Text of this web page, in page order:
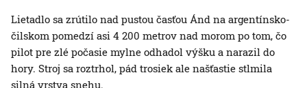
Lietadlo sa zrútilo nad pustou časťou Ánd na argentínsko-
čilskom pomedzí asi 4 200 metrov nad morom po tom, čo
pilot pre zlé počasie mylne odhadol výšku a narazil do
hory. Stroj sa roztrhol, pád trosiek ale našťastie stlmila
silná vrstva snehu.